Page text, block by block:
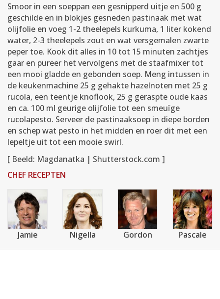
Smoor in een soeppan een gesnipperd uitje en 500 g
geschilde en in blokjes gesneden pastinaak met wat
olijfolie en voeg 1-2 theelepels kurkuma, 1 liter kokend
water, 2-3 theelepels zout en wat versgemalen zwarte
peper toe. Kook dit alles in 10 tot 15 minuten zachtjes
gaar en pureer het vervolgens met de staafmixer tot
een mooi gladde en gebonden soep. Meng intussen in
de keukenmachine 25 g gehakte hazelnoten met 25 g
rucola, een teentje knoflook, 25 g geraspte oude kaas
en ca. 100 ml geurige olijfolie tot een smeuïge
rucolapesto. Serveer de pastinaaksoep in diepe borden
en schep wat pesto in het midden en roer dit met een
lepeltje uit tot een mooie swirl.
[ Beeld: Magdanatka | Shutterstock.com ]
CHEF RECEPTEN
Jamie Nigella Gordon Pascale